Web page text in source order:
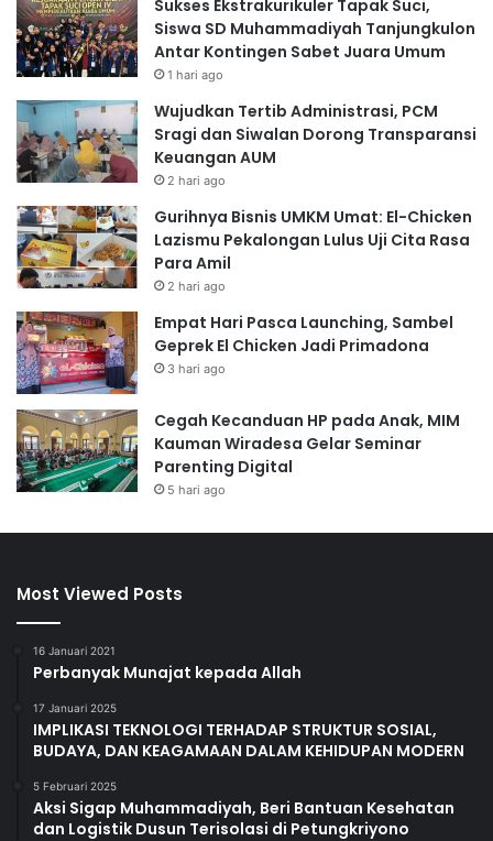
Sukses Ekstrakurikuler Tapak Suci,
Siswa SD Muhammadiyah Tanjungkulon
Antar Kontingen Sabet Juara Umum
1 hari ago
Wujudkan Tertib Administrasi, PCM
Sragi dan Siwalan Dorong Transparansi
Keuangan AUM
2 hari ago
Gurihnya Bisnis UMKM Umat: El-Chicken
Lazismu Pekalongan Lulus Uji Cita Rasa
Para Amil
2 hari ago
Empat Hari Pasca Launching, Sambel
Geprek El Chicken Jadi Primadona
3 hari ago
Cegah Kecanduan HP pada Anak, MIM
Kauman Wiradesa Gelar Seminar
Parenting Digital
5 hari ago
Most Viewed Posts
16 Januari 2021
Perbanyak Munajat kepada Allah
17 Januari 2025
IMPLIKASI TEKNOLOGI TERHADAP STRUKTUR SOSIAL,
BUDAYA, DAN KEAGAMAAN DALAM KEHIDUPAN MODERN
5 Februari 2025
Aksi Sigap Muhammadiyah, Beri Bantuan Kesehatan
dan Logistik Dusun Terisolasi di Petungkriyono